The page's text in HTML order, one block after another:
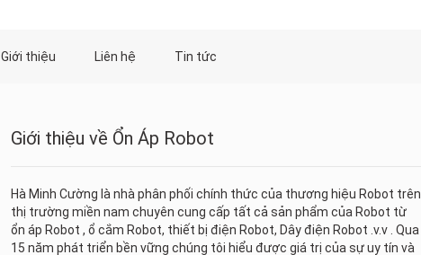
Giới thiệu Liên hệ Tin tức
Giới thiệu về Ổn Áp Robot
Hà Minh Cường là nhà phân phối chính thức của thương hiệu Robot trên
thị trường miền nam chuyên cung cấp tất cả sản phẩm của Robot từ
ổn áp Robot , ổ cắm Robot, thiết bị điện Robot, Dây điện Robot .v.v . Qua
15 năm phát triển bền vững chúng tôi hiểu được giá trị của sự uy tín và